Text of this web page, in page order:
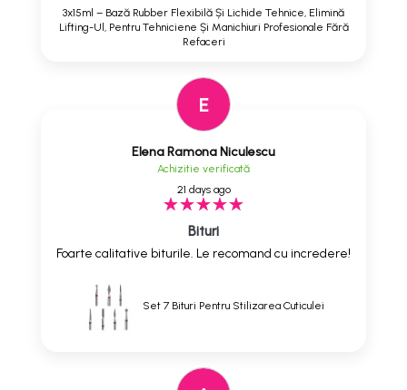
3x15ml – Bază Rubber Flexibilă Și Lichide Tehnice, Elimină
Lifting-Ul, Pentru Tehniciene Și Manichiuri Profesionale Fără
Refaceri
E
Elena Ramona Niculescu
Achizitie verificată
21 days ago
Bituri
Foarte calitative biturile. Le recomand cu incredere!
Set 7 Bituri Pentru Stilizarea Cuticulei